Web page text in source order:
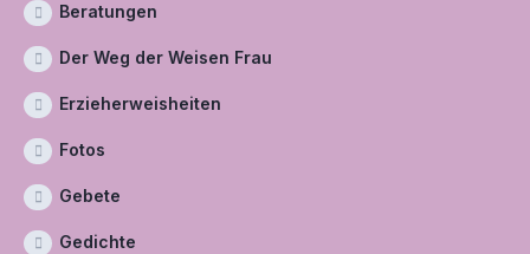
Beratungen
Der Weg der Weisen Frau
Erzieherweisheiten
Fotos
Gebete
Gedichte